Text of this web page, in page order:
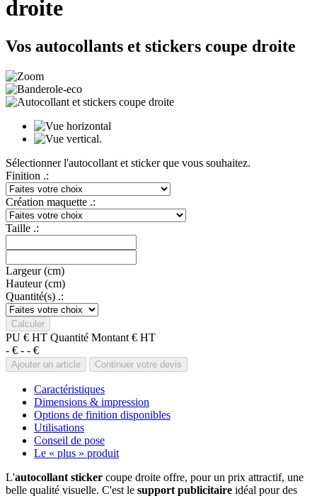
droite
Vos autocollants et stickers coupe droite
Sélectionner l'autocollant et sticker que vous souhaitez.
Finition .:
Création maquette .:
Taille .:
Largeur (cm)
Hauteur (cm)
Quantité(s) .:
PU € HT Quantité Montant € HT
- € - - €
Caractéristiques
Dimensions & impression
Options de finition disponibles
Utilisations
Conseil de pose
Le « plus » produit
L'autocollant sticker coupe droite offre, pour un prix attractif, une
belle qualité visuelle. C'est le support publicitaire idéal pour des